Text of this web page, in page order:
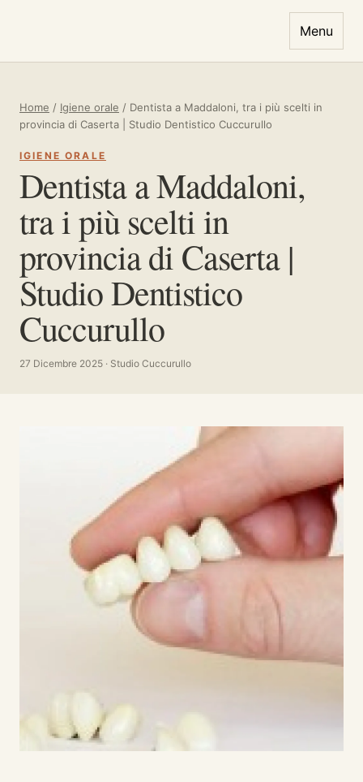
Menu
Home / Igiene orale / Dentista a Maddaloni, tra i più scelti in
provincia di Caserta | Studio Dentistico Cuccurullo
IGIENE ORALE
Dentista a Maddaloni,
tra i più scelti in
provincia di Caserta |
Studio Dentistico
Cuccurullo
27 Dicembre 2025 · Studio Cuccurullo